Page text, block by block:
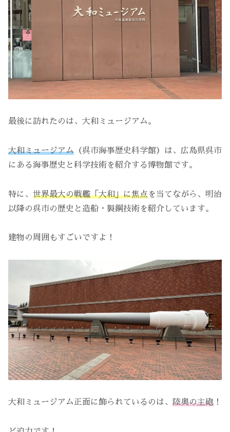
最後に訪れたのは、大和ミュージアム。
大和ミュージアム （呉市海事歴史科学館）は、広島県呉市
にある海事歴史と科学技術を紹介する博物館です。
特に、 世界最大の戦艦「大和」に焦点を当てながら、明治
以降の呉市の歴史と造船・製鋼技術を紹介しています。
建物の周囲もすごいですよ！
大和ミュージアム正面に飾られているのは、 陸奥の主砲 ！